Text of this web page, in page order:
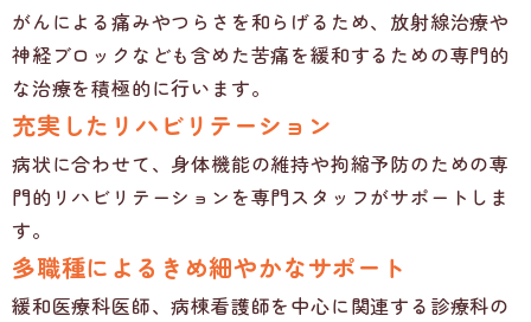
がんによる痛みやつらさを和らげるため、放射線治療や
神経ブロックなども含めた苦痛を緩和するための専門的
な治療を積極的に行います。
充実したリハビリテーション
病状に合わせて、身体機能の維持や拘縮予防のための専
門的リハビリテーションを専門スタッフがサポートしま
す。
多職種によるきめ細やかなサポート
緩和医療科医師、病棟看護師を中心に関連する診療科の